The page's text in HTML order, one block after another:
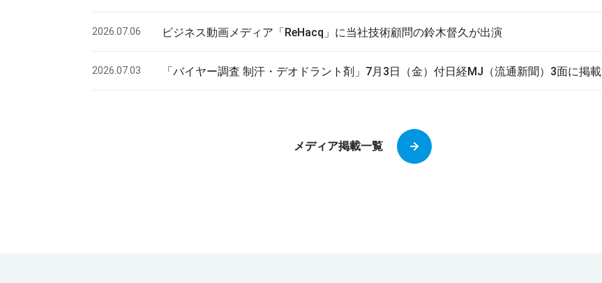
2026.07.06 ビジネス動画メディア「ReHacq」に当社技術顧問の鈴木督久が出演
2026.07.03 「バイヤー調査 制汗・デオドラント剤」7月3日（金）付日経MJ（流通新聞）3面に掲載
メディア掲載一覧